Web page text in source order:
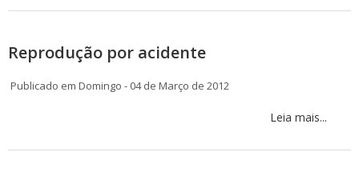
Reprodução por acidente
Publicado em Domingo - 04 de Março de 2012
Leia mais...